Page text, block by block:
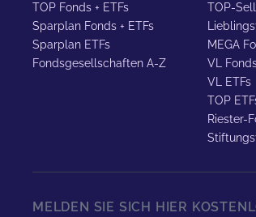
TOP Fonds + ETFs
Sparplan Fonds + ETFs
Sparplan ETFs
Fondsgesellschaften A-Z
TOP-
MEGA
VL
VL ETFs
TOP
Riester-
MELDEN SIE SICH HIER